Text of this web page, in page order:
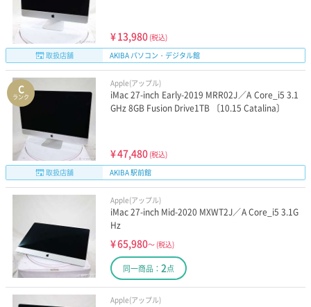
¥13,980 (税込)
取扱店舗
AKIBA パソコン・デジタル館
C
ランク
Apple(アップル)
iMac 27-inch Early-2019 MRR02J／A Core_i5 3.1
GHz 8GB Fusion Drive1TB 〔10.15 Catalina〕
¥47,480 (税込)
取扱店舗
AKIBA 駅前館
Apple(アップル)
iMac 27-inch Mid-2020 MXWT2J／A Core_i5 3.1G
Hz
¥65,980～ (税込)
同一商品： 2点
Apple(アップル)